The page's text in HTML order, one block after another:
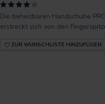
Die beheizbaren Handschuhe
erstreckt sich von den
ZUR WUNSCHLISTE HINZUFÜGEN